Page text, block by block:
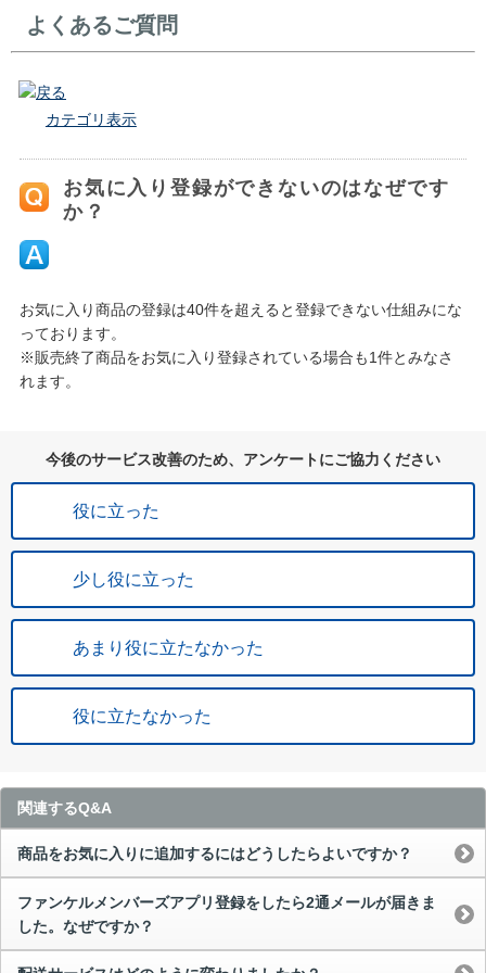
よくあるご質問
戻る
カテゴリ表示
お気に入り登録ができないのはなぜです
か？
お気に入り商品の登録は40件を超えると登録できない仕組みにな
っております。
※販売終了商品をお気に入り登録されている場合も1件とみなさ
れます。
今後のサービス改善のため、アンケートにご協力ください
役に立った
少し役に立った
あまり役に立たなかった
役に立たなかった
関連するQ&A
商品をお気に入りに追加するにはどうしたらよいですか？
ファンケルメンバーズアプリ登録をしたら2通メールが届きま
した。なぜですか？